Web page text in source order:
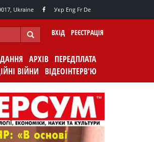
Ukraine Укр Eng Fr De
ВХІД РЕЄСТРАЦІЯ
АРХІВ ПЕРЕДПЛАТА
ВІЙНИ ВІДЕОІНТЕРВ'Ю